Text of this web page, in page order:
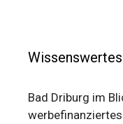
Wissenswertes
Bad Driburg im